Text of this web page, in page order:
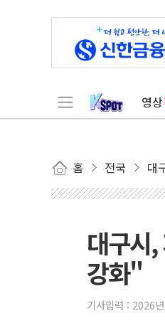
영상
홈 전국 대
대구시
강화"
기사입력 : 2026